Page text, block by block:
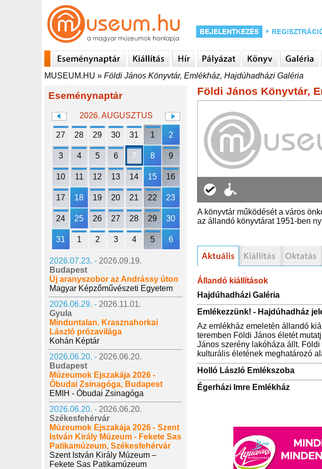
MUSEUM.HU » Földi János Könyvtár, Emlékház, Hajdúhadházi Galéria
Eseménynaptár
2026. AUGUSZTUS
27 28 29 30 31 1 2
3 4 5 6 7 8 9
10 11 12 13 14 15 16
17 18 19 20 21 22 23
24 25 26 27 28 29 30
31 1 2 3 4 5 6
2026.07.23. - 2026.09.19.
Budapest
Új aranyszobor az Andrássy úton
Magyar Képzőművészeti Egyetem
2026.06.29. - 2026.11.01.
Gyula
Minduntalan. Krasznahorkai
László prózavilága
Kohán Képtár
2026.06.20. - 2026.06.20.
Budapest
Múzeumok Éjszakája 2026 -
Óbudai Zsinagóga, Budapest
EMIH - Óbudai Zsinagóga
2026.06.20. - 2026.06.20.
Székesfehérvár
Múzeumok Éjszakája 2026 - Szent
István Király Múzeum - Fekete Sas
Patikamúzeum, Székesfehérvár
Szent István Király Múzeum –
Fekete Sas Patikamúzeum
Földi János Könyvtár,
A könyvtár működését a város
az állandó könyvtárat 1951-ben
Állandó kiállítások
Hajdúhadházi Galéria
Emlékezzünk! - Hajdúhadház
Az emlékház emeletén állandó
teremben Földi János életét
János szerény lakóháza állt.
kulturális életének meghatározó
Holló László Emlékszoba
Égerházi Imre Emlékház